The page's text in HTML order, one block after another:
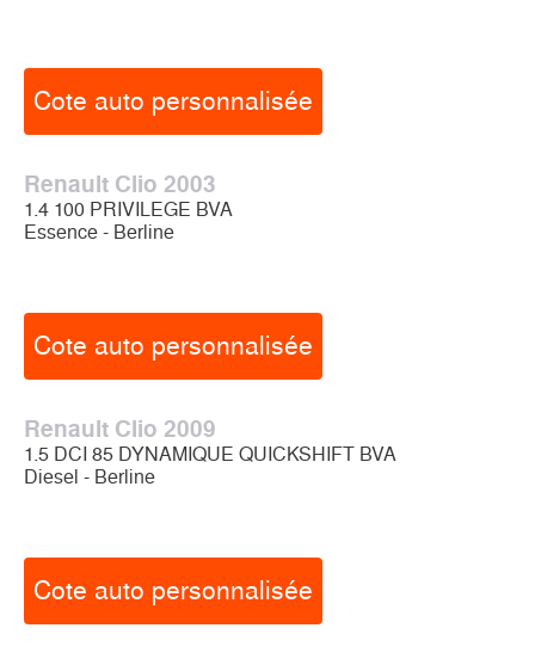
Cote auto personnalisée
Renault Clio 2003
1.4 100 PRIVILEGE BVA
Essence - Berline
Cote auto personnalisée
Renault Clio 2009
1.5 DCI 85 DYNAMIQUE QUICKSHIFT BVA
Diesel - Berline
Cote auto personnalisée